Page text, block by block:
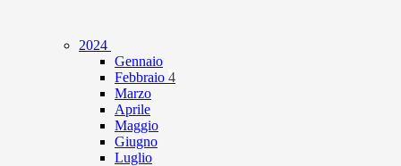
2024
Gennaio
Febbraio 4
Marzo
Aprile
Maggio
Giugno
Luglio